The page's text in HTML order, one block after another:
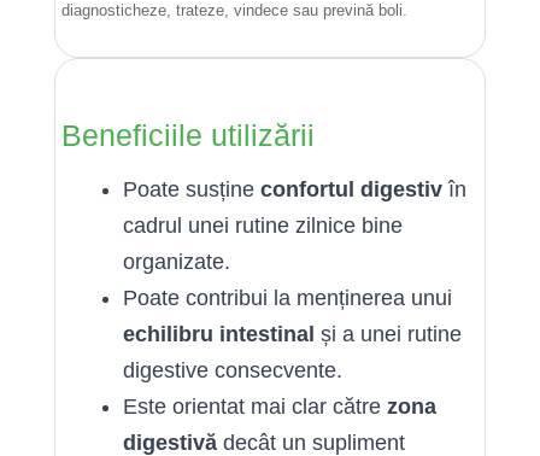
diagnosticheze, trateze, vindece sau prevină boli.
Beneficiile utilizării
Poate susține confortul digestiv în
cadrul unei rutine zilnice bine
organizate.
Poate contribui la menținerea unui
echilibru intestinal și a unei rutine
digestive consecvente.
Este orientat mai clar către zona
digestivă decât un supliment